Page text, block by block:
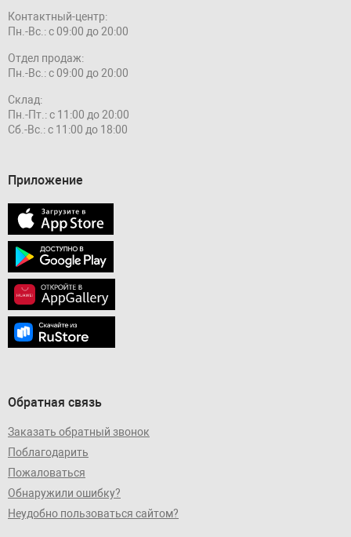
Контактный-центр:
Пн.-Вс.: с 09:00 до 20:00
Отдел продаж:
Пн.-Вс.: с 09:00 до 20:00
Склад:
Пн.-Пт.: с 11:00 до 20:00
Сб.-Вс.: с 11:00 до 18:00
Приложение
Обратная связь
Заказать обратный звонок
Поблагодарить
Пожаловаться
Обнаружили ошибку?
Неудобно пользоваться сайтом?